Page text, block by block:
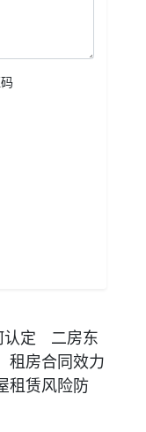
认定
二房东
租房合同效力
租赁风险防